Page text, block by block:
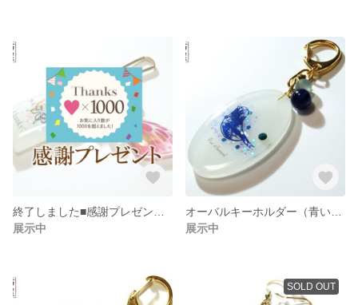
展示中
展示中
SOLD OUT